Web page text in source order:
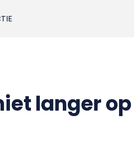
langer op